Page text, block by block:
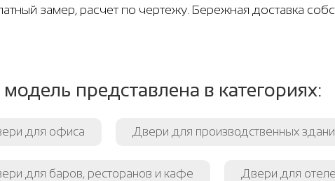
замер, расчет по чертежу. Бережная доставка
модель представлена в категориях:
для офиса Двери для производственных
для баров, ресторанов и кафе Двери для